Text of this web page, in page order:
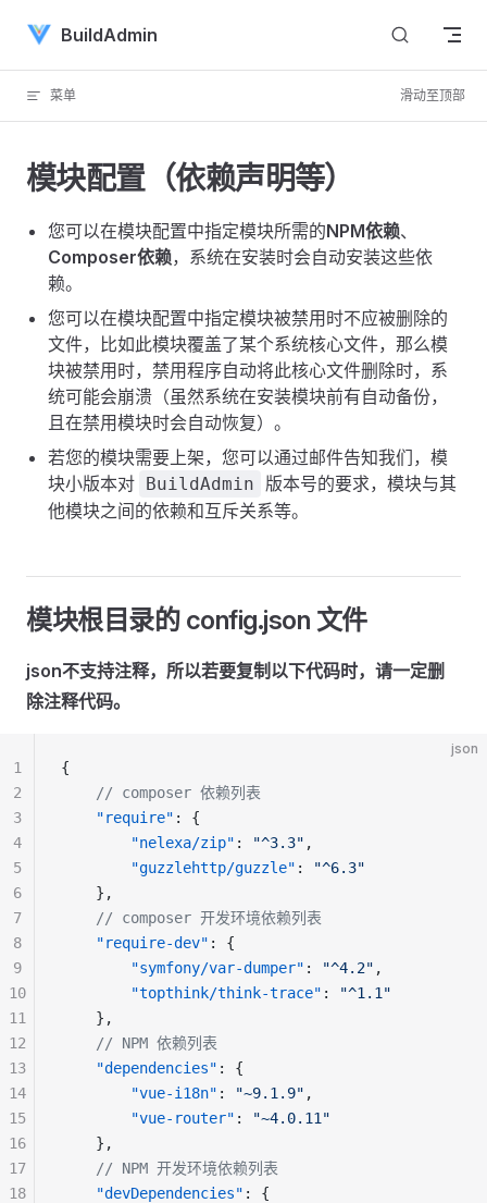
Skip to content
BuildAdmin
菜单 滑动至顶部
模块配置（依赖声明等）
您可以在模块配置中指定模块所需的NPM依赖、
Composer依赖，系统在安装时会自动安装这些依
赖。
您可以在模块配置中指定模块被禁用时不应被删除的
文件，比如此模块覆盖了某个系统核心文件，那么模
块被禁用时，禁用程序自动将此核心文件删除时，系
统可能会崩溃（虽然系统在安装模块前有自动备份，
且在禁用模块时会自动恢复）。
若您的模块需要上架，您可以通过邮件告知我们，模
块小版本对 BuildAdmin
版本号的要求，模块与其
他模块之间的依赖和互斥关系等。
模块根目录的 config.json 文件
json不支持注释，所以若要复制以下代码时，请一定删
除注释代码。
json
{
    // composer 依赖列表
    "require"
: {
        "nelexa/zip"
: "^3.3" ,
        "guzzlehttp/guzzle"
:
"^6.3"
    },
    // composer 开发环境依赖列表
    "require-dev"
: {
        "symfony/var-dumper"
: "^4.2" ,
        "topthink/think-trace"
:
"^1.1"
    },
    // NPM 依赖列表
    "dependencies"
: {
        "vue-i18n"
: "~9.1.9" ,
        "vue-router"
:
"~4.0.11"
    },
    // NPM 开发环境依赖列表
    "devDependencies"
: {
1
2
3
4
5
6
7
8
9
10
11
12
13
14
15
16
17
18